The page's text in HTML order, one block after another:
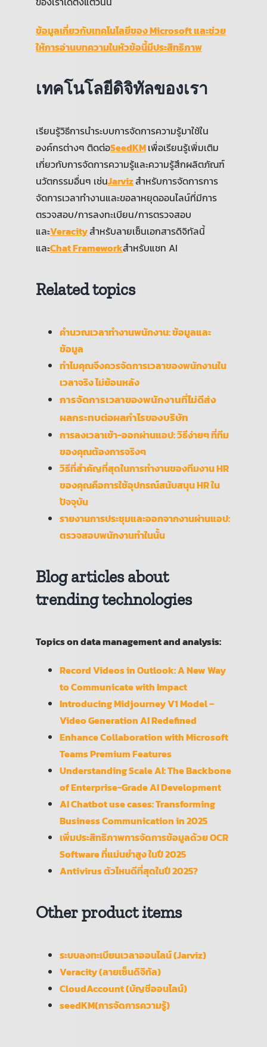
ข้อมูลเกี่ยวกับเทคโนโลยีของ Microsoft และช่วย
ให้การอ่านบทความในหัวข้อนี้มีประสิทธิภาพ
เทคโนโลยีดิจิทัลของเรา
เรียนรู้วิธีการนำระบบการจัดการความรู้มาใช้ใน
องค์กรต่างๆ ติดต่อSeedKMเพื่อเรียนรู้เพิ่มเติม
เกี่ยวกับการจัดการความรู้และความรู้สึกผลิตภัณฑ์
นวัตกรรมอื่นๆ เช่นJarvizสำหรับการจัดการการ
จัดการเวลาทำงานและขอลาหยุดออนไลน์ที่มีการ
ตรวจสอบ/การลงทะเบียน/การตรวจสอบ
และVeracityสำหรับลายเซ็นเอกสารดิจิทัลนี้
และChat Frameworkสำหรับแชท AI
Related topics
คำนวณเวลาทำงานพนักงาน: ข้อมูลและ
ข้อมูล
ทำไมคุณจึงควรจัดการเวลาของพนักงานใน
เวลาจริง​ ไม่ย้อนหลัง
การจัดการเวลาของพนักงานที่ไม่ดีส่ง
ผลกระทบต่อผลกำไรของบริษัท
การลงเวลาเข้า-ออกผ่านแอป: วิธีง่ายๆ ที่ทีม
ของคุณต้องการจริงๆ
วิธีที่สำคัญที่สุดในการทำงานของทีมงาน HR
ของคุณคือการใช้อุปกรณ์สนับสนุน HR ใน
ปัจจุบัน
รายงานการประชุมและออกจากงานผ่านแอป:
ตรวจสอบพนักงานทำในนั้น
Blog articles about
trending technologies
Topics on data management and analysis:
Record Videos in Outlook: A New Way
to Communicate with Impact
Introducing Midjourney V1 Model –
Video Generation AI Redefined
Enhance Collaboration with Microsoft
Teams Premium Features
Understanding Scale AI: The Backbone
of Enterprise-Grade AI Development
AI Chatbot use cases: Transforming
Business Communication in 2025
เพิ่มประสิทธิภาพการจัดการข้อมูลด้วย OCR
Software ที่แม่นยำสูง ในปี 2025
Antivirus ตัวไหนดีที่สุดในปี 2025?
Other product items
ระบบลงทะเบียนเวลาออนไลน์ (Jarviz)
Veracity (ลายเซ็นดิจิทัล)
CloudAccount (บัญชีออนไลน์)
seedKM(การจัดการความรู้)